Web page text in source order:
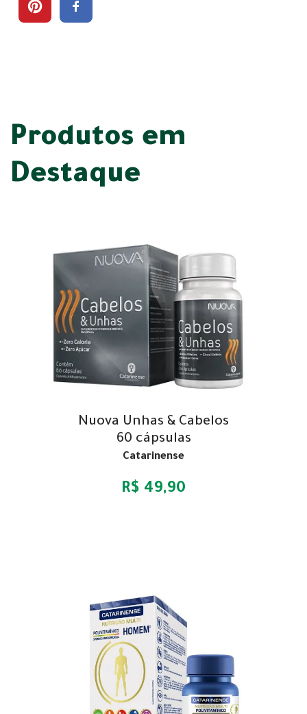
Produtos em
Destaque
Nuova Unhas & Cabelos
60 cápsulas
Catarinense
R$ 49,90